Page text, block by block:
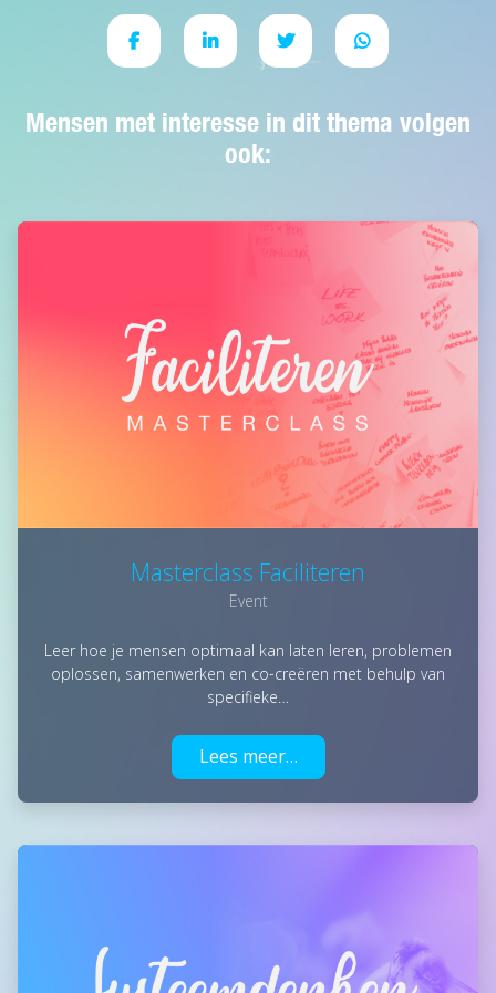
Mensen met interesse in dit thema volgen
ook:
Masterclass Faciliteren
Event
Leer hoe je mensen optimaal kan laten leren, problemen
oplossen, samenwerken en co-creëren met behulp van
specifieke…
Lees meer…